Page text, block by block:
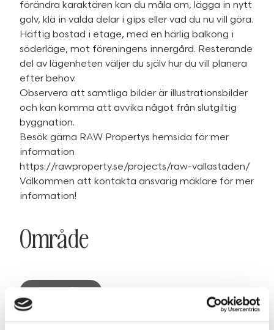
förändra karaktären kan du måla om, lägga in nytt
golv, klä in valda delar i gips eller vad du nu vill göra.
Häftig bostad i etage, med en härlig balkong i
söderläge, mot föreningens innergård. Resterande
del av lägenheten väljer du själv hur du vill planera
efter behov.
Observera att samtliga bilder är illustrationsbilder
och kan komma att avvika något från slutgiltig
byggnation.
Besök gärna RAW Propertys hemsida för mer
information
https://rawproperty.se/projects/raw-vallastaden/
Välkommen att kontakta ansvarig mäklare för mer
information!
Område